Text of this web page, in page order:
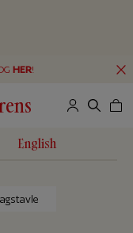
HER!
English